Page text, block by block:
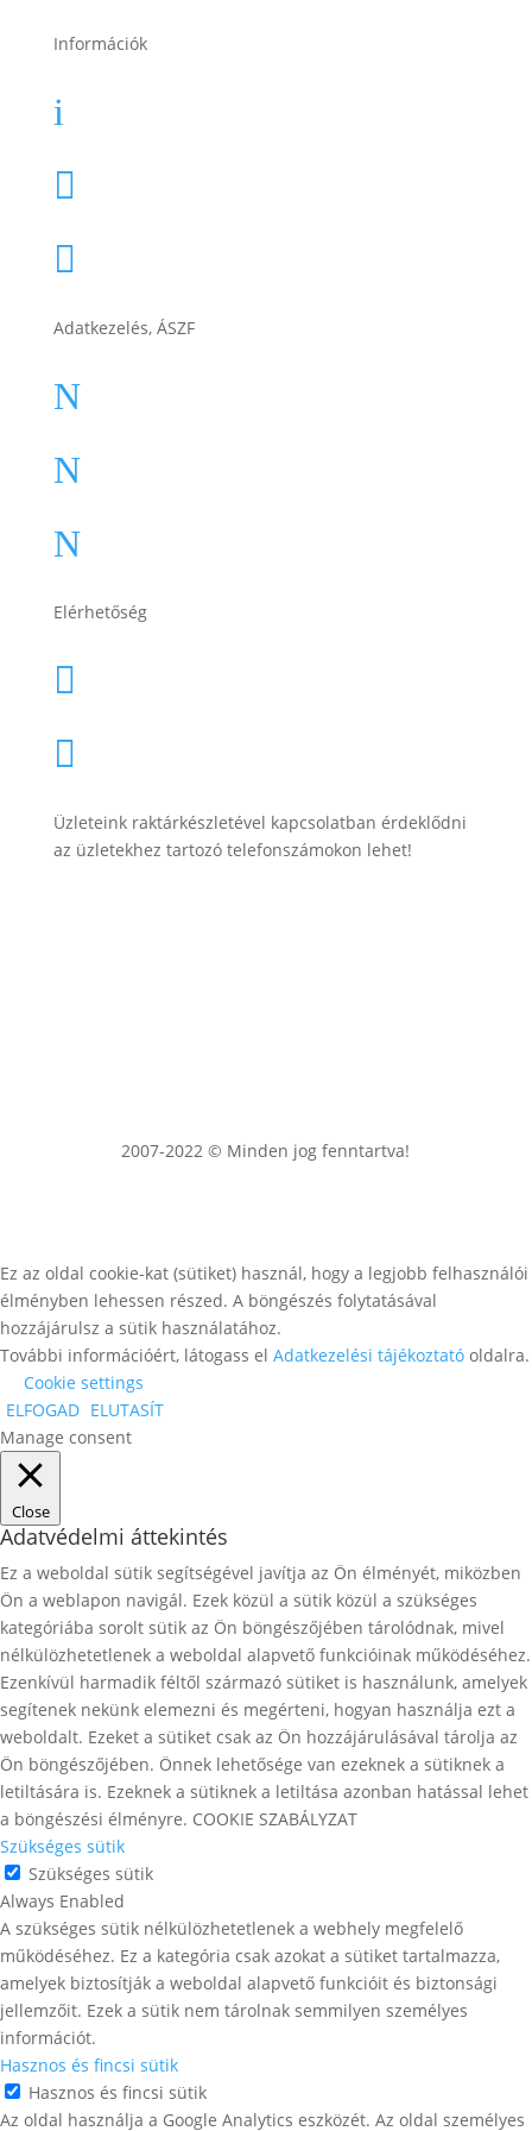
Információk
i


Adatkezelés, ÁSZF
N
N
N
Elérhetőség


Üzleteink raktárkészletével kapcsolatban érdeklődni
az üzletekhez tartozó telefonszámokon lehet!
2007-2022 © Minden jog fenntartva!
Ez az oldal cookie-kat (sütiket) használ, hogy a legjobb felhasználói
élményben lehessen részed. A böngészés folytatásával
hozzájárulsz a sütik használatához.
További információért, látogass el Adatkezelési tájékoztató oldalra.
Cookie settings
ELFOGAD ELUTASÍT
Manage consent
Close
Adatvédelmi áttekintés
Ez a weboldal sütik segítségével javítja az Ön élményét, miközben
Ön a weblapon navigál. Ezek közül a sütik közül a szükséges
kategóriába sorolt ​​sütik az Ön böngészőjében tárolódnak, mivel
nélkülözhetetlenek a weboldal alapvető funkcióinak működéséhez.
Ezenkívül harmadik féltől származó sütiket is használunk, amelyek
segítenek nekünk elemezni és megérteni, hogyan használja ezt a
weboldalt. Ezeket a sütiket csak az Ön hozzájárulásával tárolja az
Ön böngészőjében. Önnek lehetősége van ezeknek a sütiknek a
letiltására is. Ezeknek a sütiknek a letiltása azonban hatással lehet
a böngészési élményre. COOKIE SZABÁLYZAT
Szükséges sütik
Szükséges sütik
Always Enabled
A szükséges sütik nélkülözhetetlenek a webhely megfelelő
működéséhez. Ez a kategória csak azokat a sütiket tartalmazza,
amelyek biztosítják a weboldal alapvető funkcióit és biztonsági
jellemzőit. Ezek a sütik nem tárolnak semmilyen személyes
információt.
Hasznos és fincsi sütik
Hasznos és fincsi sütik
Az oldal használja a Google Analytics eszközét. Az oldal személyes